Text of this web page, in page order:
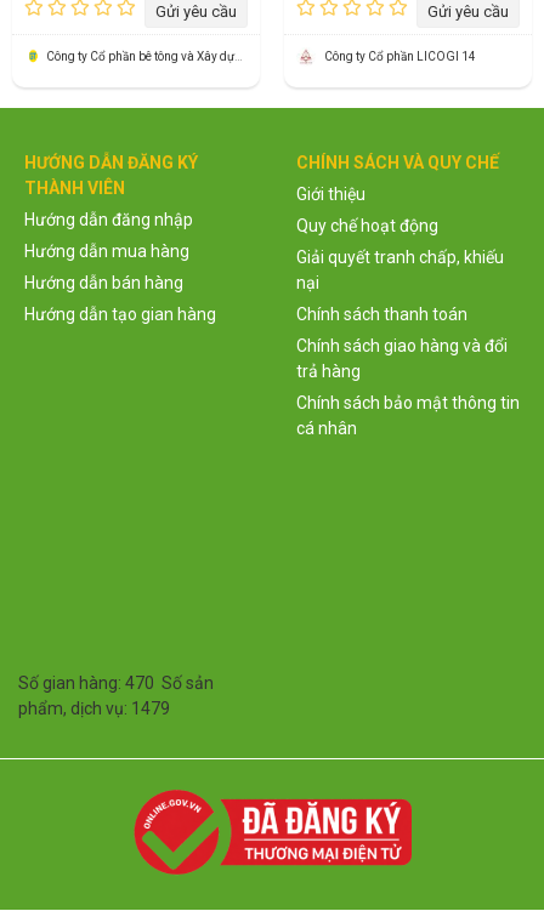
Gửi yêu cầu
Công ty Cổ phần bê tông và Xây dựng Thành Công
Gửi yêu cầu
Công ty Cổ phần LICOGI 14
HƯỚNG DẪN ĐĂNG KÝ
THÀNH VIÊN
Hướng dẫn đăng nhập
Hướng dẫn mua hàng
Hướng dẫn bán hàng
Hướng dẫn tạo gian hàng
CHÍNH SÁCH VÀ QUY CHẾ
Giới thiệu
Quy chế hoạt động
Giải quyết tranh chấp, khiếu
nại
Chính sách thanh toán
Chính sách giao hàng và đổi
trả hàng
Chính sách bảo mật thông tin
cá nhân
Số gian hàng: 470 Số sản
phẩm, dịch vụ: 1479